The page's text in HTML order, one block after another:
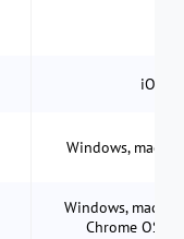
iOS
Windows,
Windows,
Chrome OS,